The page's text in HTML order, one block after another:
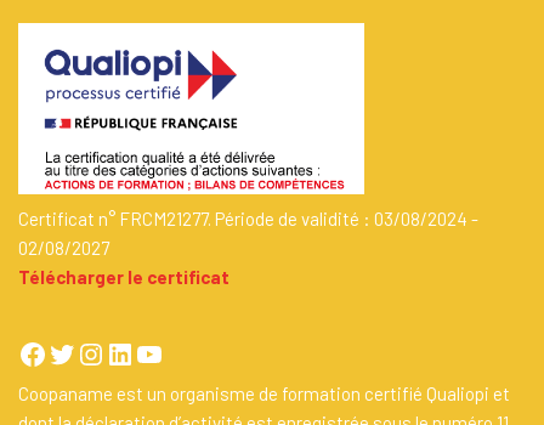
Certificat n° FRCM21277. Période de validité : 03/08/2024 -
02/08/2027
Télécharger le certificat
Coopaname est un organisme de formation certifié Qualiopi et